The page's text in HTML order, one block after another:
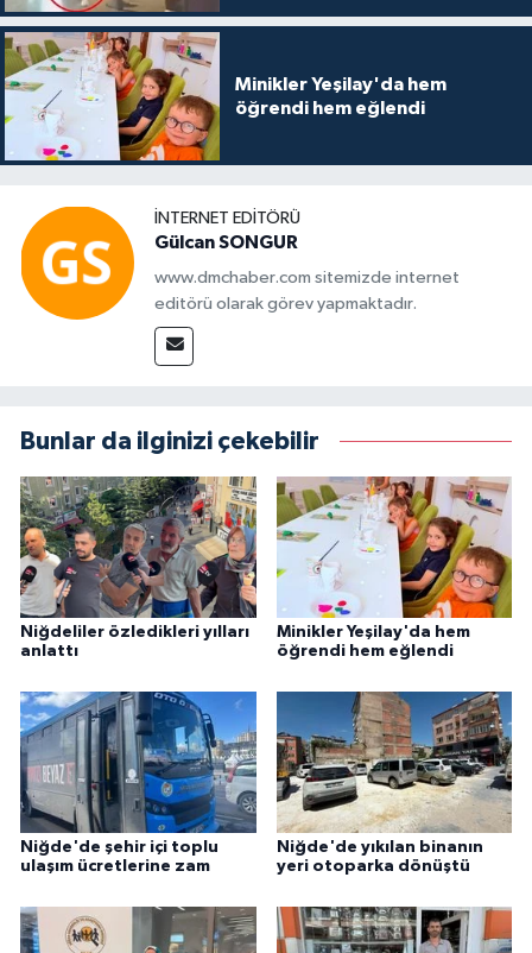
Minikler Yeşilay'da hem
öğrendi hem eğlendi
İNTERNET EDITÖRÜ
Gülcan SONGUR
www.dmchaber.com sitemizde internet
editörü olarak görev yapmaktadır.
Bunlar da ilginizi çekebilir
Niğdeliler özledikleri yılları
anlattı
Minikler Yeşilay'da hem
öğrendi hem eğlendi
Niğde'de şehir içi toplu
ulaşım ücretlerine zam
Niğde'de yıkılan binanın
yeri otoparka dönüştü